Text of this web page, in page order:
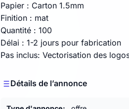
Papier : Carton 1.5mm
Finition : mat
Quantité : 100
Délai : 1-2 jours pour fabrication
Pas inclus: Vectorisation des
Détails de l’annonce